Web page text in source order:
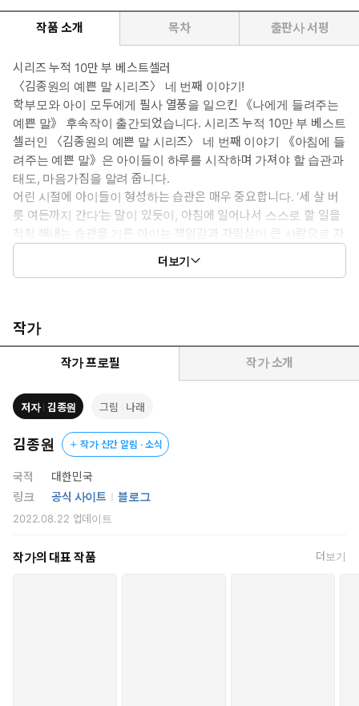
작품 소개 목차 출판사 서평
시리즈 누적 10만 부 베스트셀러
〈김종원의 예쁜 말 시리즈〉 네 번째 이야기!
학부모와 아이 모두에게 필사 열풍을 일으킨 《나에게 들려주는
예쁜 말》 후속작이 출간되었습니다. 시리즈 누적 10만 부 베스트
셀러인 〈김종원의 예쁜 말 시리즈〉 네 번째 이야기 《아침에 들
려주는 예쁜 말》은 아이들이 하루를 시작하며 가져야 할 습관과
태도, 마음가짐을 알려 줍니다.
어린 시절에 아이들이 형성하는 습관은 매우 중요합니다. ‘세 살 버
릇 여든까지 간다’는 말이 있듯이, 아침에 일어나서 스스로 할 일을
척척 해내는 습관을 기른 아이는 책임감과 자립심이 큰 사람으로 자
랄 수 있습니다. 또한 자신과 다른 사람에게 긍정적인 말을 하며 따
뜻한 시선으로 세상을 바라보는 아이는 하루하루를 슬기롭고 행복
더보기
작가
작가 프로필 작가 소개
저자 김종원 그림 나래
김종원 작가 신간 알림 · 소식
국적
대한민국
링크
공식 사이트 블로그
2022.08.22 업데이트
작가의 대표 작품 더보기